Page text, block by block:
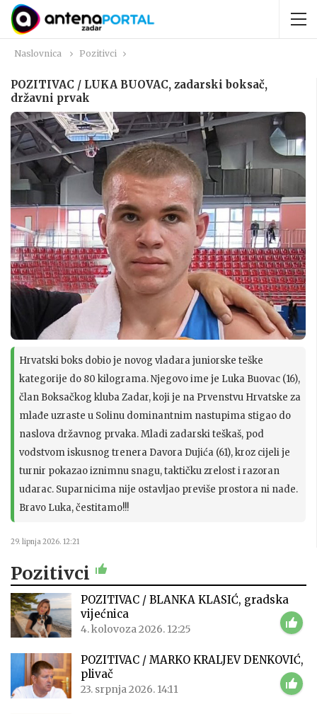
Naslovnica Pozitivci
POZITIVAC / LUKA BUOVAC, zadarski boksač,
državni prvak
Hrvatski boks dobio je novog vladara juniorske teške
kategorije do 80 kilograma. Njegovo ime je Luka Buovac (16),
član Boksačkog kluba Zadar, koji je na Prvenstvu Hrvatske za
mlađe uzraste u Solinu dominantnim nastupima stigao do
naslova državnog prvaka. Mladi zadarski teškaš, pod
vodstvom iskusnog trenera Davora Dujića (61), kroz cijeli je
turnir pokazao iznimnu snagu, taktičku zrelost i razoran
udarac. Suparnicima nije ostavljao previše prostora ni nade.
Bravo Luka, čestitamo!!!
29. lipnja 2026. 12:21
Pozitivci
POZITIVAC / BLANKA KLASIĆ, gradska
vijećnica
4. kolovoza 2026. 12:25
POZITIVAC / MARKO KRALJEV DENKOVIĆ,
plivač
23. srpnja 2026. 14:11